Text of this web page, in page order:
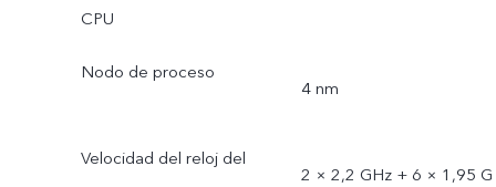
CPU
Nodo de proceso
4 nm
Velocidad del reloj del
2 × 2,2 GHz + 6 × 1,95 G